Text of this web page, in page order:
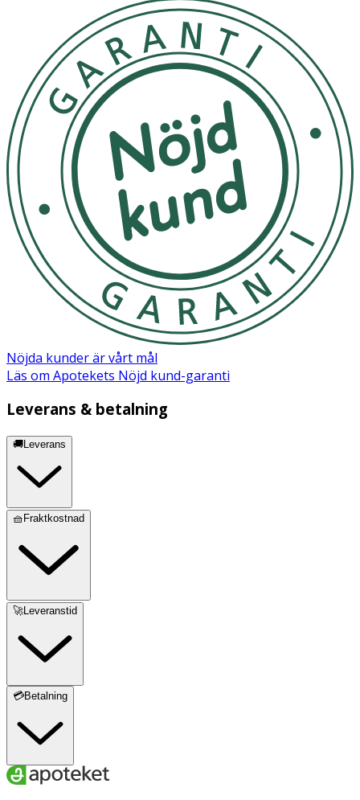
lämplig för utomhusbruk i regn eller snö.
OK för gravida och ammande:
Nöjda kunder är vårt mål
Läs om Apotekets Nöjd kund-garanti
Leverans & betalning
🚚Leverans
🧺Fraktkostnad
🚀Leveranstid
💳Betalning